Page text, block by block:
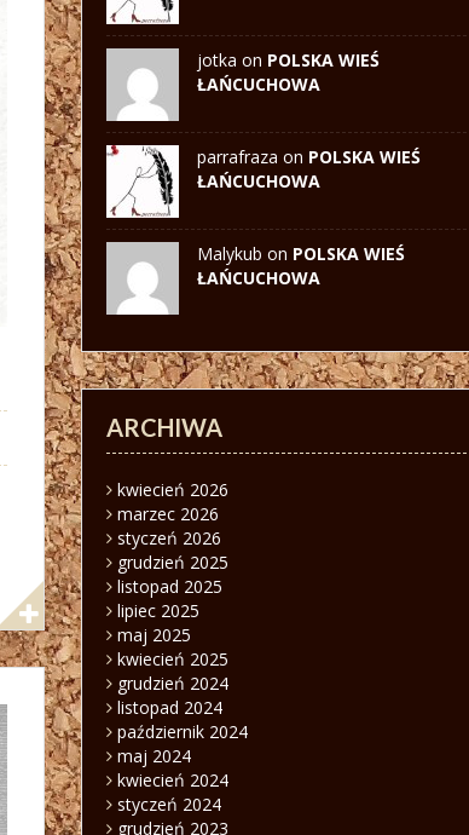
jotka on POLSKA WIEŚ
ŁAŃCUCHOWA
parrafraza on POLSKA WIEŚ
ŁAŃCUCHOWA
Malykub on POLSKA WIEŚ
ŁAŃCUCHOWA
ARCHIWA
kwiecień 2026
marzec 2026
styczeń 2026
grudzień 2025
listopad 2025
lipiec 2025
maj 2025
kwiecień 2025
grudzień 2024
listopad 2024
październik 2024
maj 2024
kwiecień 2024
styczeń 2024
grudzień 2023